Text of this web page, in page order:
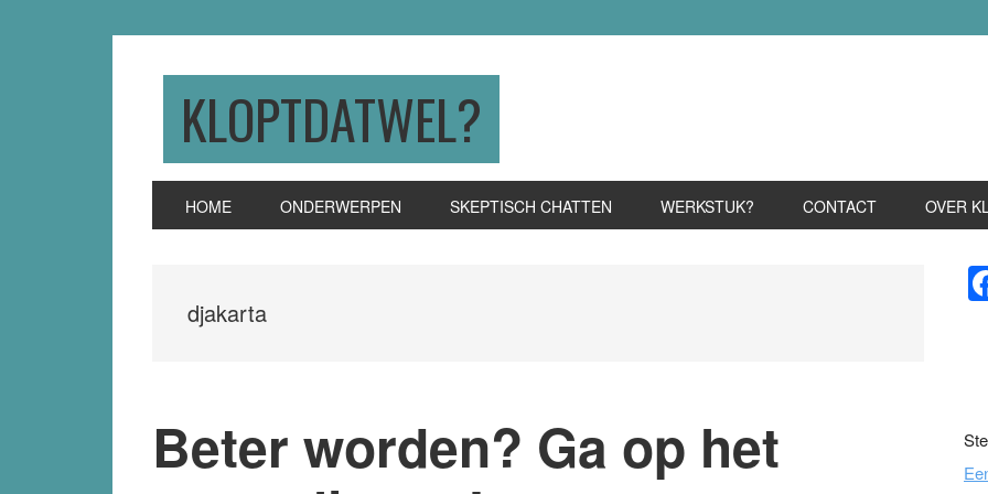
KLOPTDATWEL?
HOME ONDERWERPEN SKEPTISCH CHATTEN WERKSTUK? CONTACT OVER
djakarta
Beter worden? Ga op het